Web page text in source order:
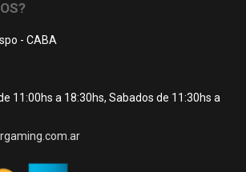
- CABA
11:00hs a 18:30hs, Sabados de 11:30hs a